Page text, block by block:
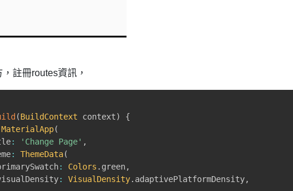
註冊routes資訊，
(BuildContext context)
{
MaterialApp(
: 'Change Page' ,
: ThemeData(
: Colors . green,
: VisualDensity. adaptivePlatformDensity,